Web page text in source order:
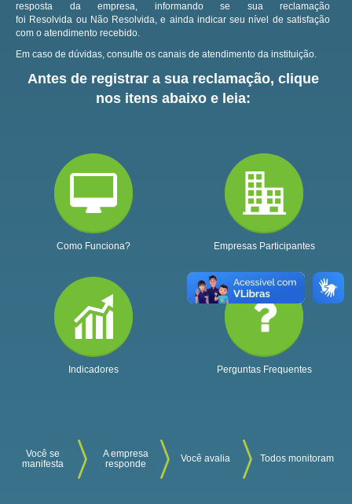
resposta da empresa, informando se sua reclamação
foi Resolvida ou Não Resolvida, e ainda indicar seu nível de satisfação
com o atendimento recebido.
Em caso de dúvidas, consulte os canais de atendimento da instituição.
Antes de registrar a sua reclamação, clique
nos itens abaixo e leia:
Como Funciona? Empresas Participantes
Indicadores Perguntas Frequentes
Você se
manifesta
A empresa
responde
Você avalia Todos monitoram